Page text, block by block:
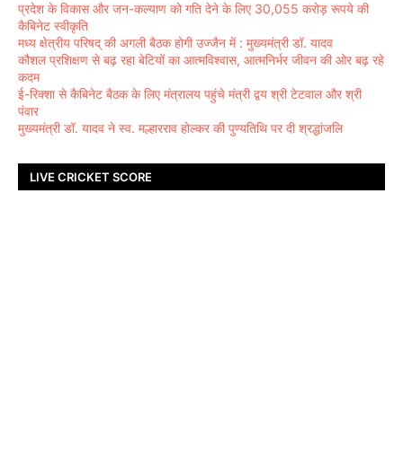
प्रदेश के विकास और जन-कल्याण को गति देने के लिए 30,055 करोड़ रूपये की
कैबिनेट स्वीकृति
मध्य क्षेत्रीय परिषद् की अगली बैठक होगी उज्जैन में : मुख्यमंत्री डॉ. यादव
कौशल प्रशिक्षण से बढ़ रहा बेटियों का आत्मविश्वास, आत्मनिर्भर जीवन की ओर बढ़ रहे
कदम
ई-रिक्शा से कैबिनेट बैठक के लिए मंत्रालय पहुंचे मंत्री द्वय श्री टेटवाल और श्री
पंवार
मुख्यमंत्री डॉ. यादव ने स्व. मल्हारराव होल्कर की पुण्यतिथि पर दी श्रद्धांजलि
LIVE CRICKET SCORE